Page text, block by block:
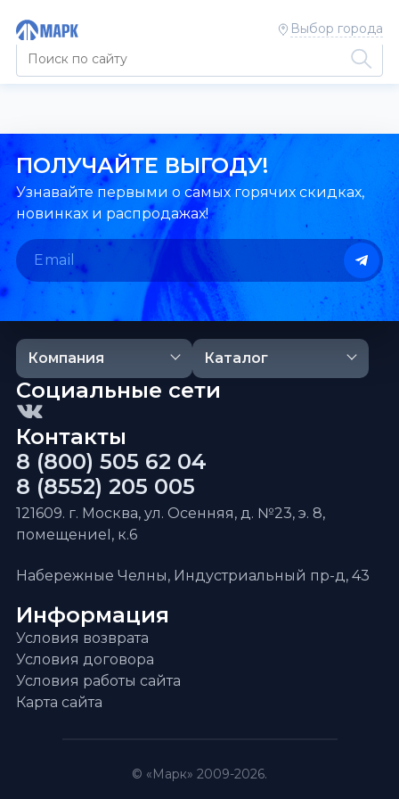
Выбор города
ПОЛУЧАЙТЕ ВЫГОДУ!
Узнавайте первыми о самых горячих скидках,
новинках и распродажах!
Компания Каталог
Информация
Условия возврата
Условия договора
Условия работы сайта
Карта сайта
Контакты
8 (800) 505 62 04
8 (8552) 205 005
121609. г. Москва, ул. Осенняя, д. №23, э. 8,
помещениеI, к.6
Набережные Челны, Индустриальный пр-д, 43
Социальные сети
© «Марк» 2009-2026.